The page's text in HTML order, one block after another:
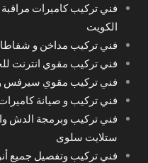
فني تركيب كاميرات
الكويت
فني تركيب مداخن و
فني تركيب مقوي انترنت
فني تركيب مقوي سيرفس
فني تركيب و صيانة
فني تركيب وبرمجة الدش
ستلايت سلوى
فني تركيب وتفصيل جميع